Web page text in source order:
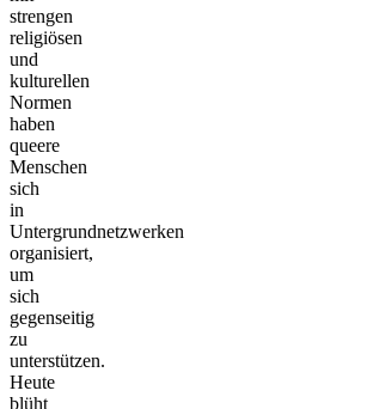
strengen
religiösen
und
kulturellen
Normen
haben
queere
Menschen
sich
in
Untergrundnetzwerken
organisiert,
um
sich
gegenseitig
zu
unterstützen.
Heute
blüht